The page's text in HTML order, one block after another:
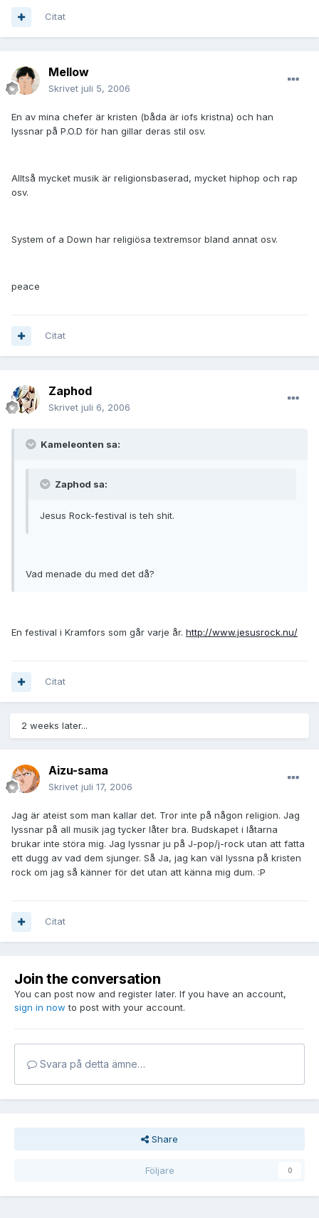
Citat
Mellow
Skrivet juli 5, 2006
En av mina chefer är kristen (båda är iofs kristna) och han
lyssnar på P.O.D för han gillar deras stil osv.
Alltså mycket musik är religionsbaserad, mycket hiphop och rap
osv.
System of a Down har religiösa textremsor bland annat osv.
peace
Citat
Zaphod
Skrivet juli 6, 2006
Kameleonten sa:
Zaphod sa:
Jesus Rock-festival is teh shit.
Vad menade du med det då?
En festival i Kramfors som går varje år. http://www.jesusrock.nu/
Citat
2 weeks later...
Aizu-sama
Skrivet juli 17, 2006
Jag är ateist som man kallar det. Tror inte på någon religion. Jag
lyssnar på all musik jag tycker låter bra. Budskapet i låtarna
brukar inte störa mig. Jag lyssnar ju på J-pop/j-rock utan att fatta
ett dugg av vad dem sjunger. Så Ja, jag kan väl lyssna på kristen
rock om jag så känner för det utan att känna mig dum. :P
Citat
Join the conversation
You can post now and register later. If you have an account,
sign in now to post with your account.
Svara på detta ämne…
Share
Följare 0